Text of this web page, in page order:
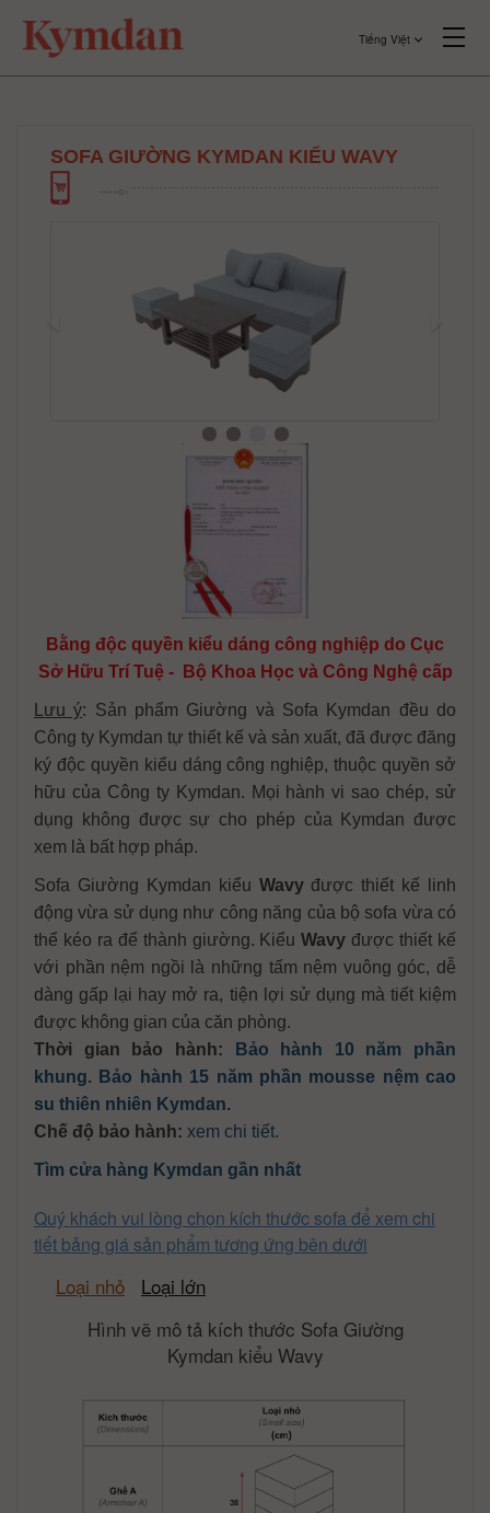
Tiếng Việt
SOFA GIƯỜNG KYMDAN KIỂU WAVY
Bằng độc quyền kiểu dáng công nghiệp do Cục
Sở Hữu Trí Tuệ - Bộ Khoa Học và Công Nghệ cấp
Lưu ý: Sản phẩm Giường và Sofa Kymdan đều do
Công ty Kymdan tự thiết kế và sản xuất, đã được đăng
ký độc quyền kiểu dáng công nghiệp, thuộc quyền sở
hữu của Công ty Kymdan. Mọi hành vi sao chép, sử
dụng không được sự cho phép của Kymdan được
xem là bất hợp pháp.
Sofa Giường Kymdan kiểu Wavyđược thiết kế linh
động vừa sử dụng như công năng của bộ sofa vừa có
thể kéo ra để thành giường. KiểuWavy được thiết kế
với phần nệm ngồi là những tấm nệm vuông góc, dễ
dàng gấp lại hay mở ra, tiện lợi sử dụng mà tiết kiệm
được không gian của căn phòng.
Thời gian bảo hành:
Bảo hành 10 năm phần
khung. Bảo hành 15 năm phần mousse nệm cao
su thiên nhiên Kymdan.
Chế độ bảo hành: xem chi tiết.
Tìm cửa hàng Kymdan gần nhất
Quý khách vui lòng chọn kích thước sofa để xem chi
tiết bảng giá sản phẩm tương ứng bên dưới
Loại nhỏ
Loại lớn
Hình vẽ mô tả kích thước Sofa Giường
Kymdan kiểu Wavy